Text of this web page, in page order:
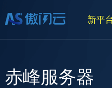
新平
赤峰服务器